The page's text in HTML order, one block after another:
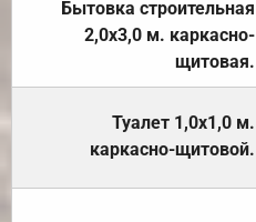
Бытовка строительная
2,0х3,0 м. каркасно-
щитовая.
Туалет 1,0х1,0 м.
каркасно-щитовой.